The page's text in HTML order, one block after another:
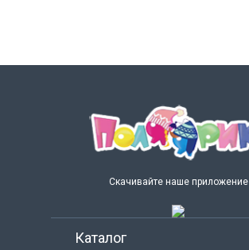
Скачивайте наше приложение
Каталог